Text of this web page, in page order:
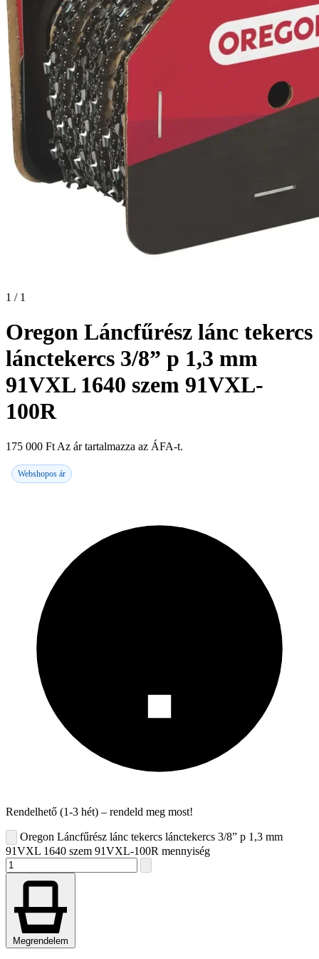
1 / 1
Oregon Láncfűrész lánc tekercs
lánctekercs 3/8” p 1,3 mm
91VXL 1640 szem 91VXL-
100R
175 000 Ft Az ár tartalmazza az ÁFA-t.
Webshopos ár
Rendelhető (1-3 hét) – rendeld meg most!
Oregon Láncfűrész lánc tekercs lánctekercs 3/8” p 1,3 mm
91VXL 1640 szem 91VXL-100R mennyiség
Megrendelem